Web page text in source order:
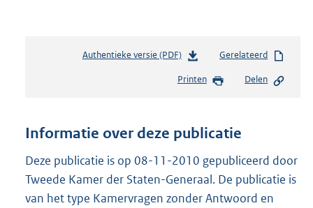
Authentieke versie (PDF)b
s
n
s
r
o
Gerelateerd
Printen Delen
Informatie over deze publicatie
Deze publicatie is op 08-11-2010 gepubliceerd door
Tweede Kamer der Staten-Generaal. De publicatie is
van het type Kamervragen zonder Antwoord en